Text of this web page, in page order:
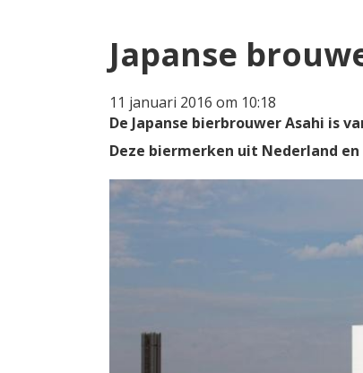
Japanse
11 januari 2016 om 10:18
De Japanse bierbrouwer Asahi is
Deze biermerken uit Nederland